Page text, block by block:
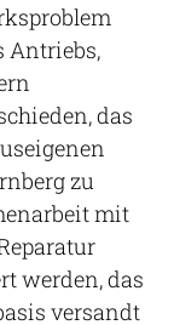
Antriebs,
das
zu
mit
werden, das
versandt